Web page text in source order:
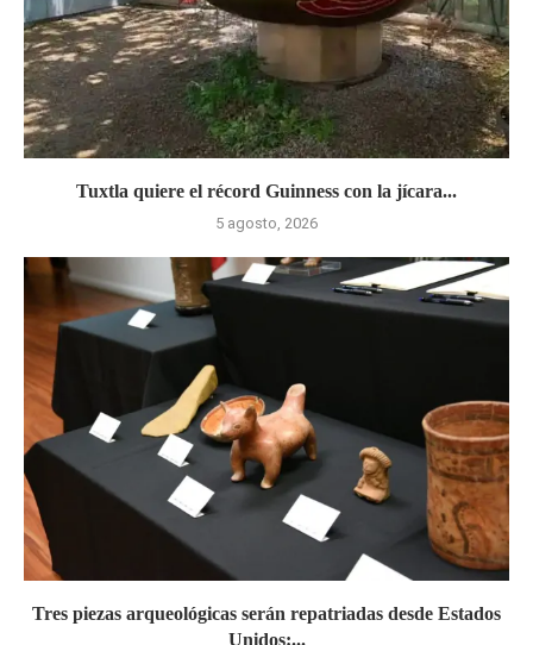
Tuxtla quiere el récord Guinness con la jícara...
5 agosto, 2026
Tres piezas arqueológicas serán repatriadas desde Estados
Unidos:...